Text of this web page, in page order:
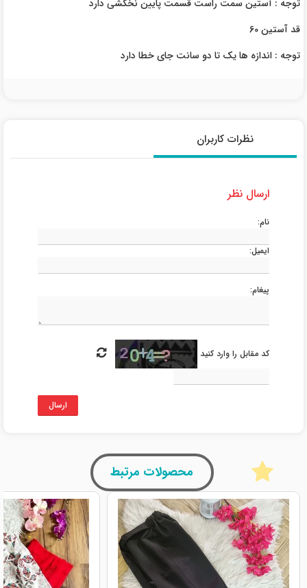
توجه : آستین سمت راست قسمت پایین نخکشی دارد
قد آستین 60
توجه : اندازه ها یک تا دو سانت جای خطا دارد
نظرات کاربران
ارسال نظر
نام:
ایمیل:
پیغام:
کد مقابل را وارد کنید
ارسال
محصولات مرتبط